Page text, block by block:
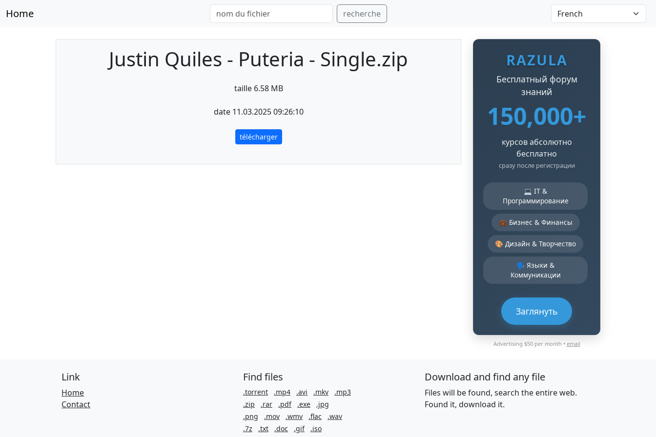
Home recherche
Justin Quiles - Puteria - Single.zip
taille 6.58 MB
date 11.03.2025 09:26:10
télécharger
RAZULA
Бесплатный форум
знаний
150,000+
курсов абсолютно
бесплатно
сразу после регистрации
💻 IT &
Программирование
💼 Бизнес & Финансы
🎨 Дизайн & Творчество
🗣️ Языки &
Коммуникации
Заглянуть
Advertising $50 per month • email
Link
Home
Contact
Find files
.torrent .mp4 .avi .mkv
.mp3
.zip
.rar .pdf .exe
.jpg
.png
.mov .wmv .flac
.wav
.7z
.txt .doc .gif .iso
Download and find any file
Files will be found, search the entire web.
Found it, download it.